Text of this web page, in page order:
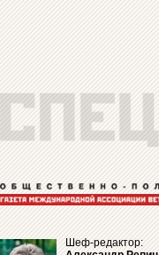
Шеф-редактор: